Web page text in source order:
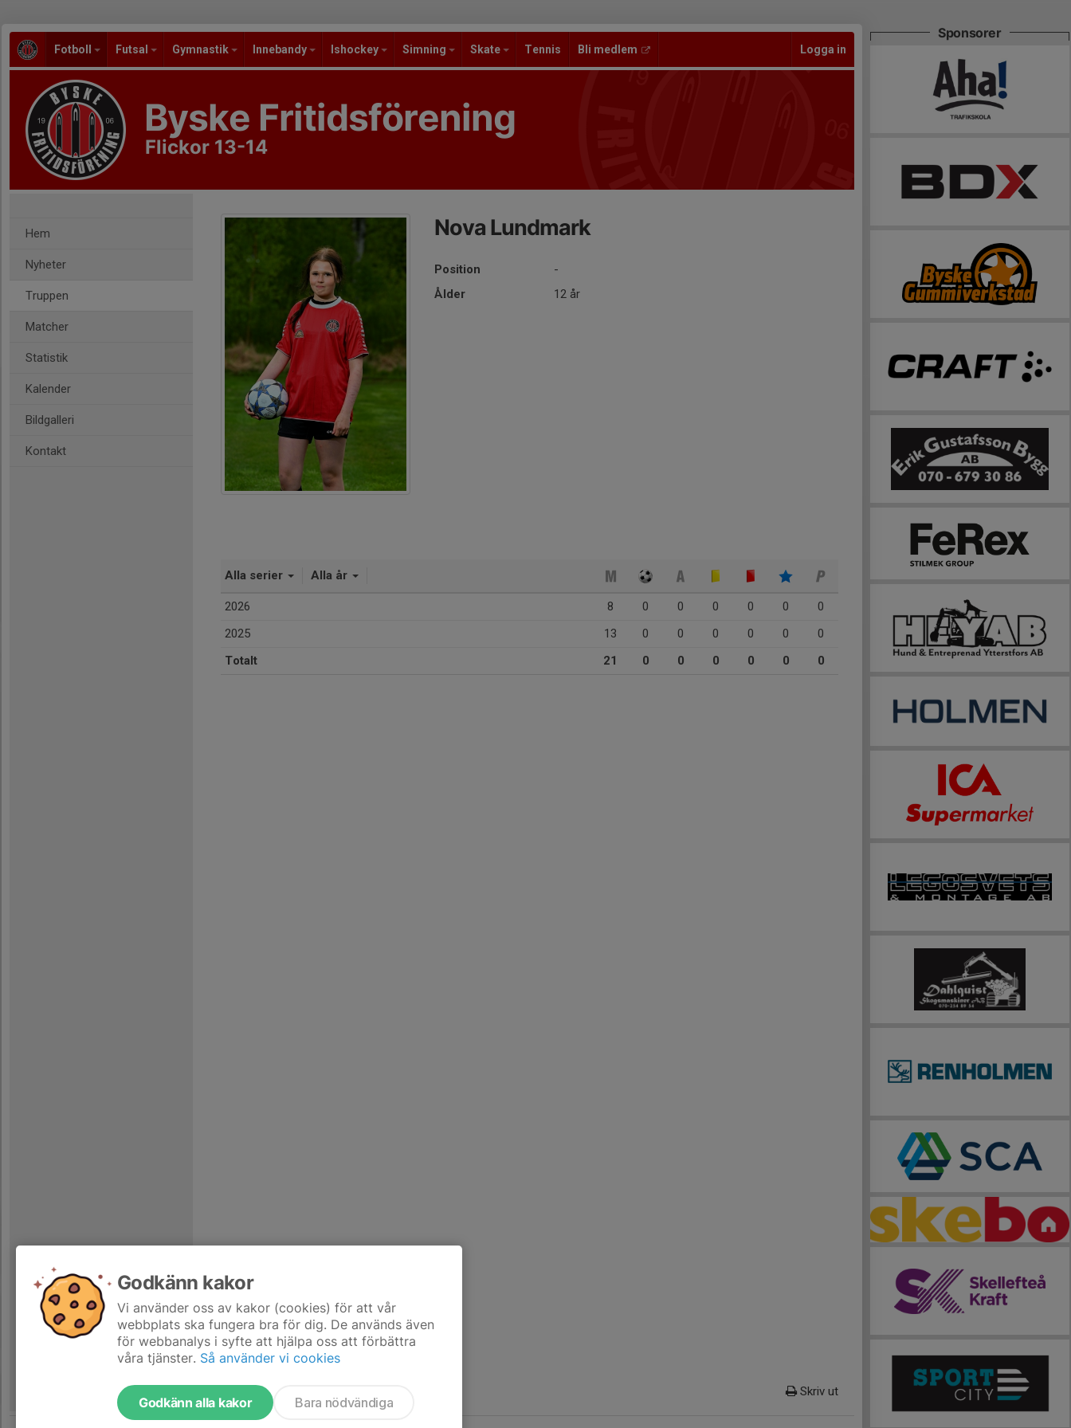
Fotboll Futsal Gymnastik Innebandy Ishockey Simning Skate Tennis Bli medlem Logga in
Byske Fritidsförening
Flickor 13-14
Hem
Nyheter
Truppen
Matcher
Statistik
Kalender
Bildgalleri
Kontakt
Nova Lundmark
Position
-
Ålder
12 år
Alla serier Alla år
2026 8 0 0 0 0 0
0
2025
13 0 0 0 0 0
0
Totalt
21 0 0 0 0 0 0
Skriv ut
Sponsorer
Godkänn kakor
Vi använder oss av kakor (cookies) för att vår
webbplats ska fungera bra för dig. De används även
för webbanalys i syfte att hjälpa oss att förbättra
våra tjänster. Så använder vi cookies
Godkänn alla kakor Bara nödvändiga